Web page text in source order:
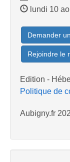
lundi 10
Demander
Rejoindre le
Edition -
Politique de
Aubigny.fr